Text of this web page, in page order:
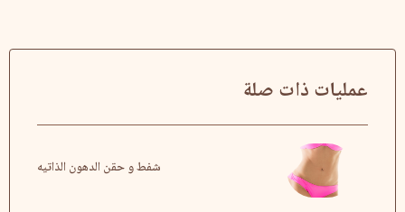
عمليات ذات صلة
شفط و حقن الدهون الذاتيه